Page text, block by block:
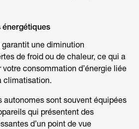
énergétiques
une diminution
de froid ou de chaleur, ce qui a
consommation d’énergie liée
climatisation.
autonomes sont souvent équipées
qui présentent des
d’un point de vue